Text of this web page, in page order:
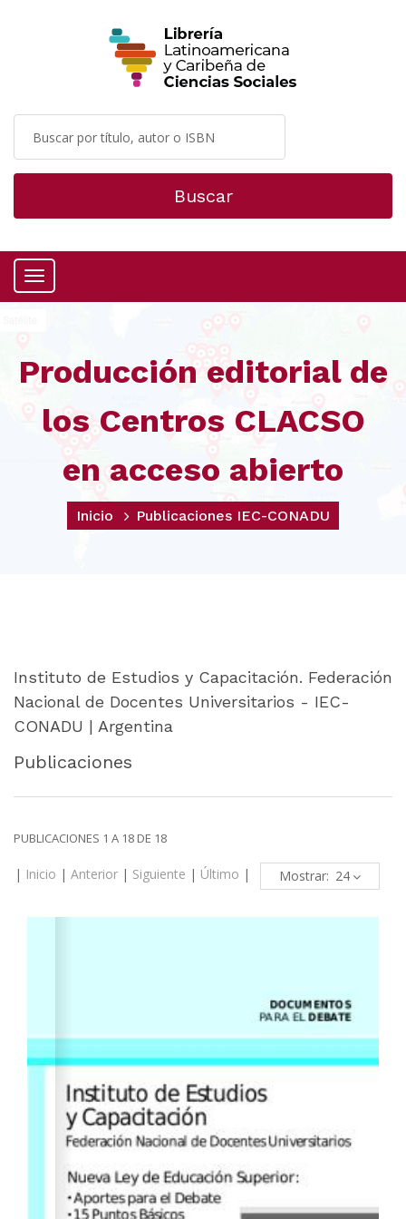
Buscar
Menú
Producción editorial de
los Centros CLACSO
en acceso abierto
Inicio Publicaciones IEC-CONADU
Instituto de Estudios y Capacitación. Federación
Nacional de Docentes Universitarios - IEC-
CONADU | Argentina
Publicaciones
PUBLICACIONES 1 A 18 DE 18
| Inicio | Anterior | Siguiente | Último | Mostrar: